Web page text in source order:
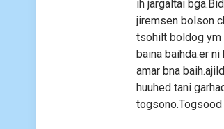
ih jargaltai
jiremsen bolson
tsohilt boldog ym
baina baihda.er
amar bna
huuhed tani
togsono.Togsood